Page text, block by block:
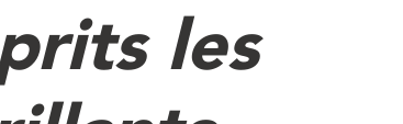
les